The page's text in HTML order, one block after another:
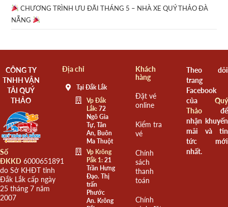
CHƯƠNG TRÌNH ƯU ĐÃI THÁNG 5 – NHÀ XE QUÝ THẢO ĐÀ
NẴNG
CÔNG TY
TNHH VẬN
TẢI QUÝ
THẢO
Số
ĐKKD 6000651891
do Sở KHĐT tỉnh
Đắk Lắk cấp ngày
25 tháng 7 năm
2007
Địa chỉ
Tại Đắk Lắk
Vp Đắk
Lắk:72
Ngô Gia
Tự, Tân
An, Buôn
Ma Thuột
Vp Krông
Pắk 1:21
Trần Hưng
Đạo. Thị
trấn
Phước
An. Krông
Khách
hàng
Đặt vé
online
Kiểm tra
vé
Chính
sách
thanh
toán
Chính
Theo dõi
trang
Facebook
của Quý
Thảođể
nhận khuyến
mãi và tin
tức mới
nhất.